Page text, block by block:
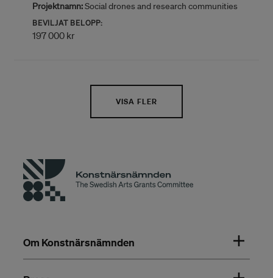
Projektnamn:Social drones and research communities
BEVILJAT BELOPP:
197 000 kr
VISA FLER
Om Konstnärsnämnden